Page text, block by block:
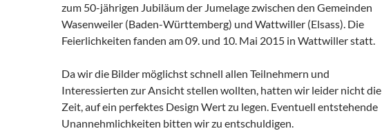
zum 50-jährigen Jubiläum der Jumelage zwischen den Gemeinden
Wasenweiler (Baden-Württemberg) und Wattwiller (Elsass). Die
Feierlichkeiten fanden am 09. und 10. Mai 2015 in Wattwiller statt.
Da wir die Bilder möglichst schnell allen Teilnehmern und
Interessierten zur Ansicht stellen wollten, hatten wir leider nicht die
Zeit, auf ein perfektes Design Wert zu legen. Eventuell entstehende
Unannehmlichkeiten bitten wir zu entschuldigen.